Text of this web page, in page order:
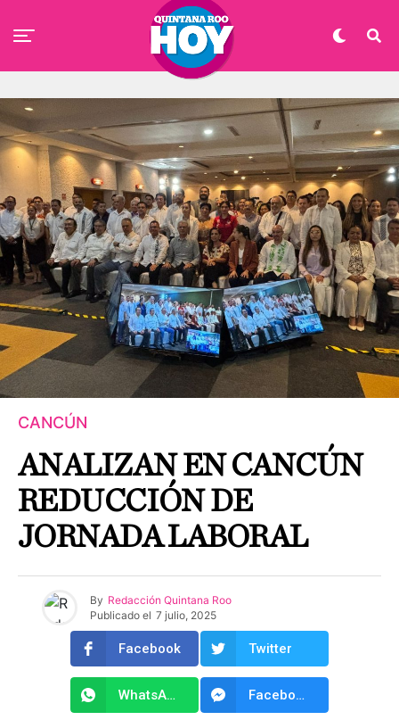
CANCÚN
ANALIZAN EN CANCÚN
REDUCCIÓN DE
JORNADA LABORAL
By Redacción Quintana Roo
Publicado el 7 julio, 2025
Facebook Twitter
WhatsApp Facebook Messenger